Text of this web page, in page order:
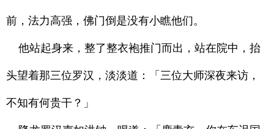
前，法力高强，佛门倒是没有小瞧他们。
他站起身来，整了整衣袍推门而出，站在院中，抬
头望着那三位罗汉，淡淡道：「三位大师深夜来访，
不知有何贵干？」